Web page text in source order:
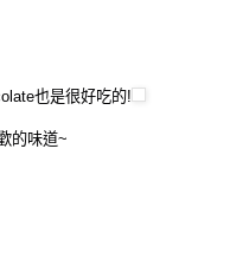
也是很好吃的!
的味道~